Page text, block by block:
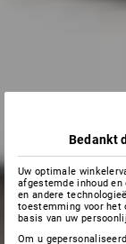
Bedankt
Uw optimale
afgestemde inhoud en
en andere
toestemming voor het
basis van uw
Om u